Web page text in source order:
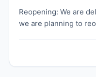
Reopening: We are
we are planning to